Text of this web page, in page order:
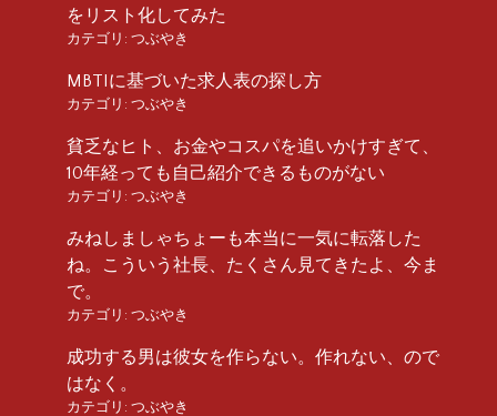
をリスト化してみた
カテゴリ: つぶやき
MBTIに基づいた求人表の探し方
カテゴリ: つぶやき
貧乏なヒト、お金やコスパを追いかけすぎて、
10年経っても自己紹介できるものがない
カテゴリ: つぶやき
みねしましゃちょーも本当に一気に転落した
ね。こういう社長、たくさん見てきたよ、今ま
で。
カテゴリ: つぶやき
成功する男は彼女を作らない。作れない、ので
はなく。
カテゴリ: つぶやき